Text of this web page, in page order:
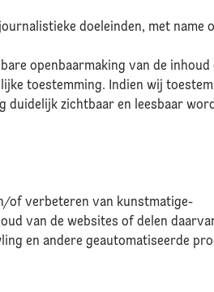
doeleinden, met name
openbaarmaking van de inhoud
toestemming. Indien wij
duidelijk zichtbaar en leesbaar
of verbeteren van kunstmatige-
van de websites of delen
en andere geautomatiseerde